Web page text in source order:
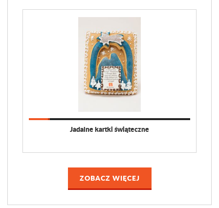
Jadalne kartki świąteczne
ZOBACZ WIĘCEJ